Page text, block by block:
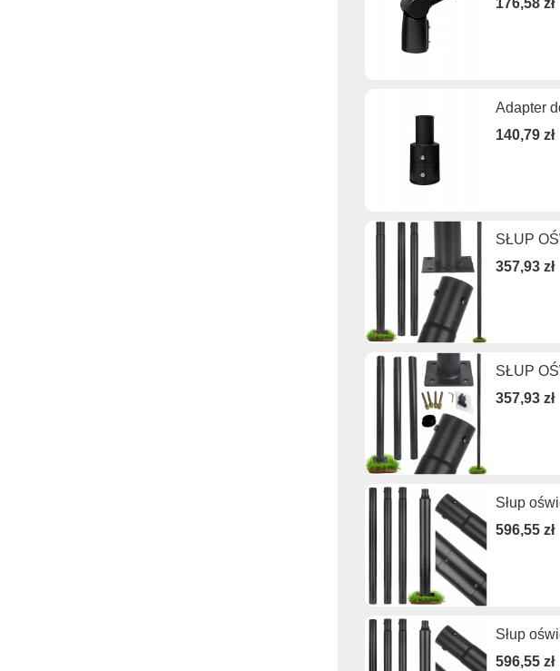
176,58 zł
Adapter
140,79 zł
SŁUP
357,93 zł
SŁUP
357,93 zł
Słup
596,55 zł
Słup
596,55 zł